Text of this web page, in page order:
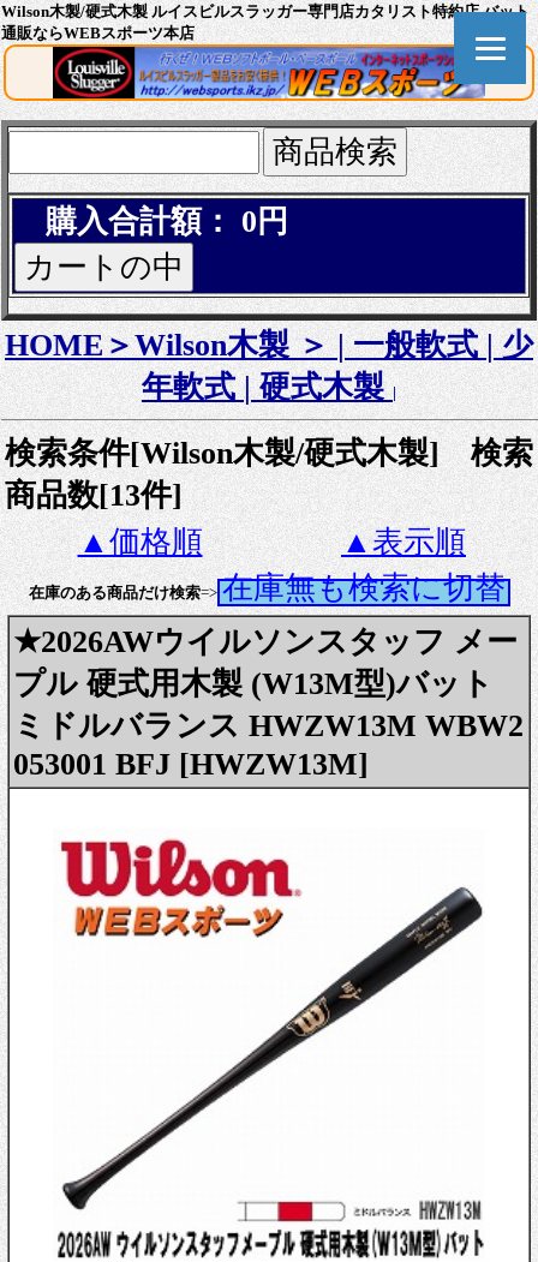
Wilson木製/硬式木製 ルイスビルスラッガー専門店カタリスト特約店 バット
通販ならWEBスポーツ本店
購入合計額： 0円
HOME＞Wilson木製 ＞ |一般軟式|少
年軟式|硬式木製 |
検索条件[Wilson木製/硬式木製] 検索
商品数[13件]
▲価格順
▲表示順
在庫のある商品だけ検索=> 在庫無も検索に切替
★2026AWウイルソンスタッフ メー
プル 硬式用木製 (W13M型)バット
ミドルバランス HWZW13M WBW2
053001 BFJ [HWZW13M]